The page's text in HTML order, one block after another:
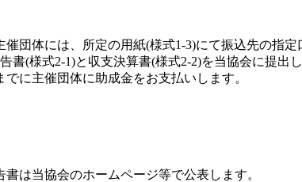
団体には、所定の用紙(様式1-3)にて振込先の指定
(様式2-1)と収支決算書(様式2-2)を当協会に提出し
に主催団体に助成金をお支払いします。
は当協会のホームページ等で公表します。